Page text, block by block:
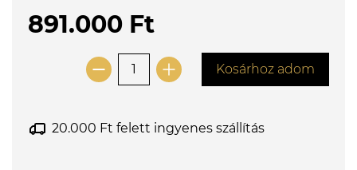
891.000 Ft
Kosárhoz adom
20.000 Ft felett ingyenes szállítás